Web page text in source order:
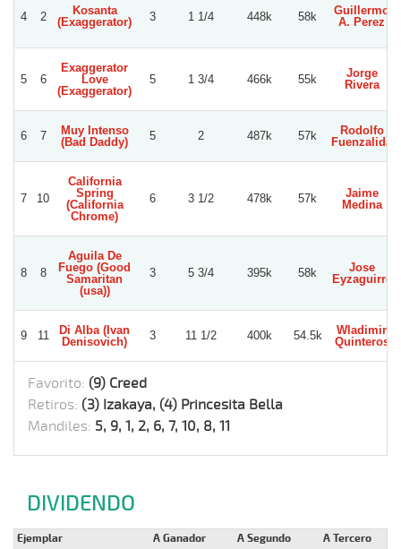
4 2
Kosanta
(Exaggerator)
3 1 1/4 448k 58k
Guillermo
A. Perez
5 6
Exaggerator
Love
(Exaggerator)
5 1 3/4 466k 55k
Jorge
Rivera
6 7
Muy Intenso
(Bad Daddy)
5 2 487k 57k
Rodolfo
Fuenzalida
7 10
California
Spring
(California
Chrome)
6 3 1/2 478k 57k
Jaime
Medina
8 8
Aguila De
Fuego (Good
Samaritan
(usa))
3 5 3/4 395k 58k
Jose
Eyzaguirre
9 11
Di Alba (Ivan
Denisovich)
3 11 1/2 400k 54.5k
Wladimir
Quinteros
Favorito: (9) Creed
Retiros: (3) Izakaya, (4) Princesita Bella
Mandiles: 5, 9, 1, 2, 6, 7, 10, 8, 11
DIVIDENDO
Ejemplar A Ganador A Segundo A Tercero